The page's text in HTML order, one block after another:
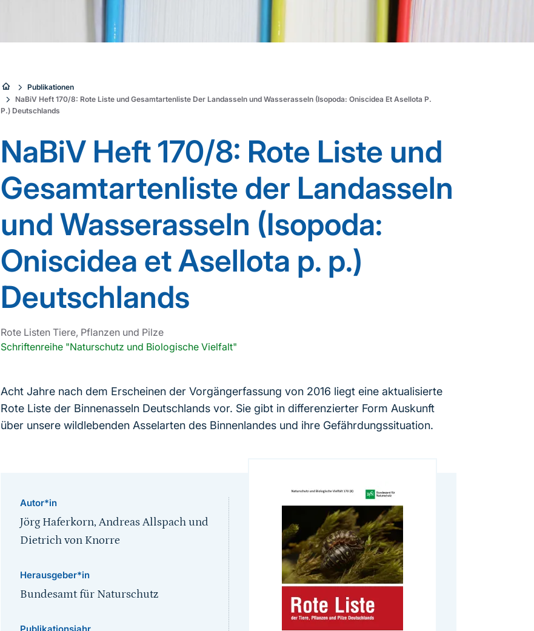
Sie
sind
hier:
Publikationen
NaBiV Heft 170/8: Rote Liste und Gesamtartenliste Der Landasseln und Wasserasseln (Isopoda: Oniscidea Et Asellota P.
P.) Deutschlands
NaBiV Heft 170/8: Rote Liste und
Gesamtartenliste der Landasseln
und Wasserasseln (Isopoda:
Oniscidea et Asellota p. p.)
Deutschlands
Rote Listen Tiere, Pflanzen und Pilze
Schriftenreihe "Naturschutz und Biologische Vielfalt"
Acht Jahre nach dem Erscheinen der Vorgängerfassung von 2016 liegt eine aktualisierte
Rote Liste der Binnenasseln Deutschlands vor. Sie gibt in differenzierter Form Auskunft
über unsere wildlebenden Asselarten des Binnenlandes und ihre Gefährdungssituation.
Autor*in
Jörg Haferkorn, Andreas Allspach und
Dietrich von Knorre
Herausgeber*in
Bundesamt für Naturschutz